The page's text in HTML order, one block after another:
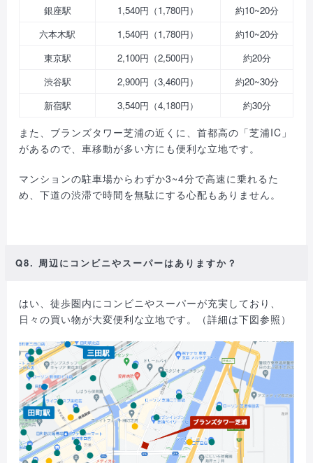
銀座駅
1,540円（1,780円）
約10~20分
六本木駅
1,540円（1,780円）
約10~20分
東京駅
2,100円（2,500円）
約20分
渋谷駅
2,900円（3,460円）
約20~30分
新宿駅
3,540円（4,180円） 約30分
また、ブランズタワー芝浦の近くに、首都高の「芝浦IC」
があるので、車移動が多い方にも便利な立地です。
マンションの駐車場からわずか3~4分で高速に乗れるた
め、下道の渋滞で時間を無駄にする心配もありません。
Q8. 周辺にコンビニやスーパーはありますか？
はい、徒歩圏内にコンビニやスーパーが充実しており、
日々の買い物が大変便利な立地です。（詳細は下図参照）